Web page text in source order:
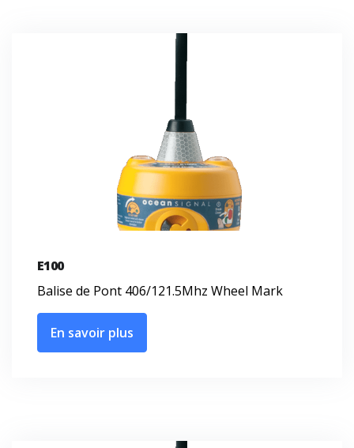
E100
Balise de Pont 406/121.5Mhz Wheel Mark
En savoir plus